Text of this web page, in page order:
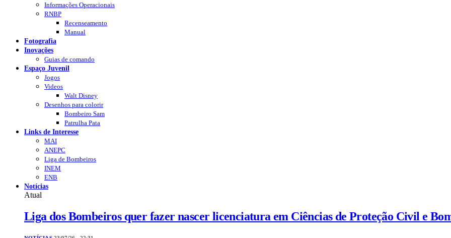
Informações Operacionais
RNBP
Recenseamento
Manual
Fotografia
Inovações
Guias de comando
Espaço Juvenil
Jogos
Videos
Walt Disney
Desenhos para colorir
Bombeiro Sam
Patrulha Pata
Links de Interesse
MAI
ANEPC
Liga de Bombeiros
INEM
ENB
Notícias
Atual
Liga dos Bombeiros quer fazer nascer licenciatura em Ciências de Proteção Civil e